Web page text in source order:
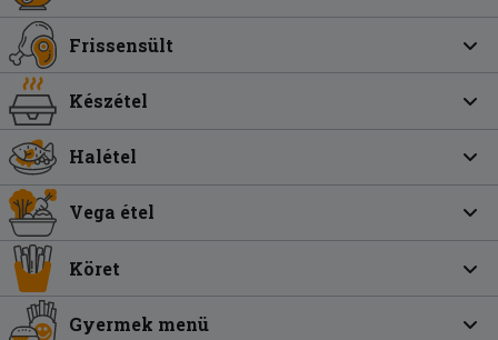
Frissensült
Készétel
Halétel
Vega étel
Köret
Gyermek menü